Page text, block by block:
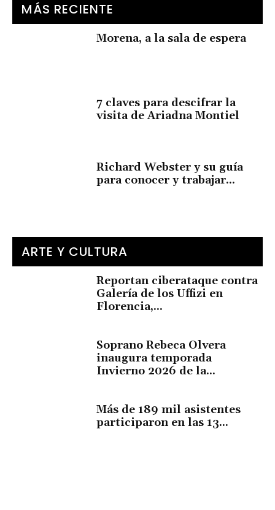
MÁS RECIENTE
Morena, a la sala de espera
7 claves para descifrar la
visita de Ariadna Montiel
Richard Webster y su guía
para conocer y trabajar...
ARTE Y CULTURA
Reportan ciberataque contra
Galería de los Uffizi en
Florencia,...
Soprano Rebeca Olvera
inaugura temporada
Invierno 2026 de la...
Más de 189 mil asistentes
participaron en las 13...